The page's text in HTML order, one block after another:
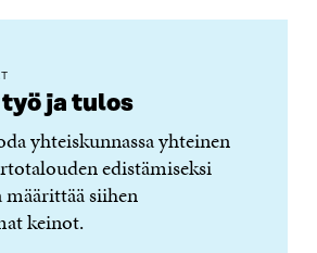
ja tulos
yhteiskunnassa yhteinen
edistämiseksi
määrittää siihen
keinot.